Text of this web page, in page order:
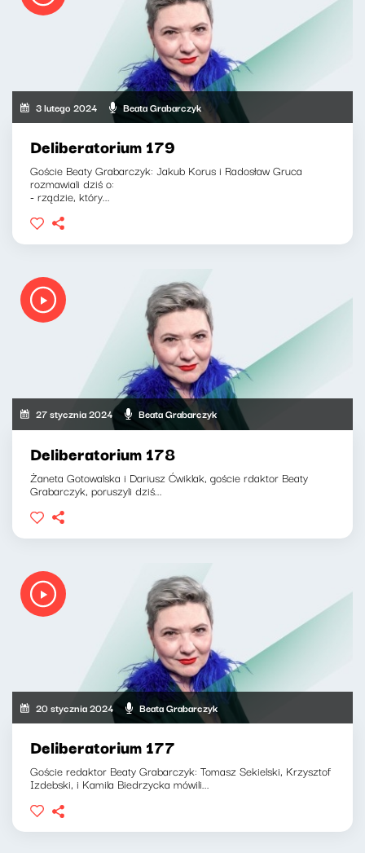
3 lutego 2024 Beata Grabarczyk
Deliberatorium 179
Goście Beaty Grabarczyk: Jakub Korus i Radosław Gruca
rozmawiali dziś o:
- rządzie, który...
27 stycznia 2024 Beata Grabarczyk
Deliberatorium 178
Żaneta Gotowalska i Dariusz Ćwiklak, goście rdaktor Beaty
Grabarczyk, poruszyli dziś...
20 stycznia 2024 Beata Grabarczyk
Deliberatorium 177
Goście redaktor Beaty Grabarczyk: Tomasz Sekielski, Krzysztof
Izdebski, i Kamila Biedrzycka mówili...